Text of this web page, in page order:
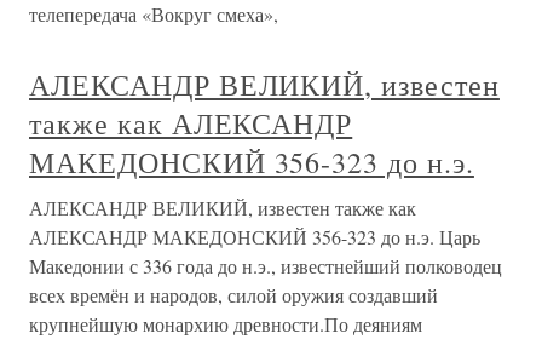
телепередача «Вокруг смеха»,
АЛЕКСАНДР ВЕЛИКИЙ, известен
также как АЛЕКСАНДР
МАКЕДОНСКИЙ 356-323 до н.э.
АЛЕКСАНДР ВЕЛИКИЙ, известен также как
АЛЕКСАНДР МАКЕДОНСКИЙ 356-323 до н.э. Царь
Македонии с 336 года до н.э., известнейший полководец
всех времён и народов, силой оружия создавший
крупнейшую монархию древности.По деяниям